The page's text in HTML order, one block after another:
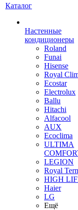
Каталог
Настенные
кондиционеры
Roland
Funai
Hisense
Royal
Ecostar
Electrolux
Ballu
Hitachi
Alfacool
AUX
Ecoclima
ULTIMA
LEGION
Royal
HIGH
Haier
LG
Ещё